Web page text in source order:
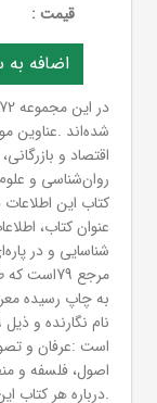
قيمت :
شده‌اند .عناوین
اقتصاد و
روان‌شناسی و
کتاب این
عنوان کتاب،
شناسایی و در
به چاپ رسیده
است :عرفان و
اصول، فلسفه و
.درباره هر کتاب